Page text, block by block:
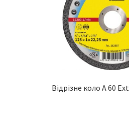
Відрізне коло A 60